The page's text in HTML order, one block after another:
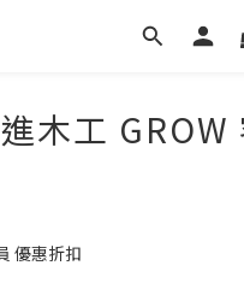
木工 GROW
優惠折扣